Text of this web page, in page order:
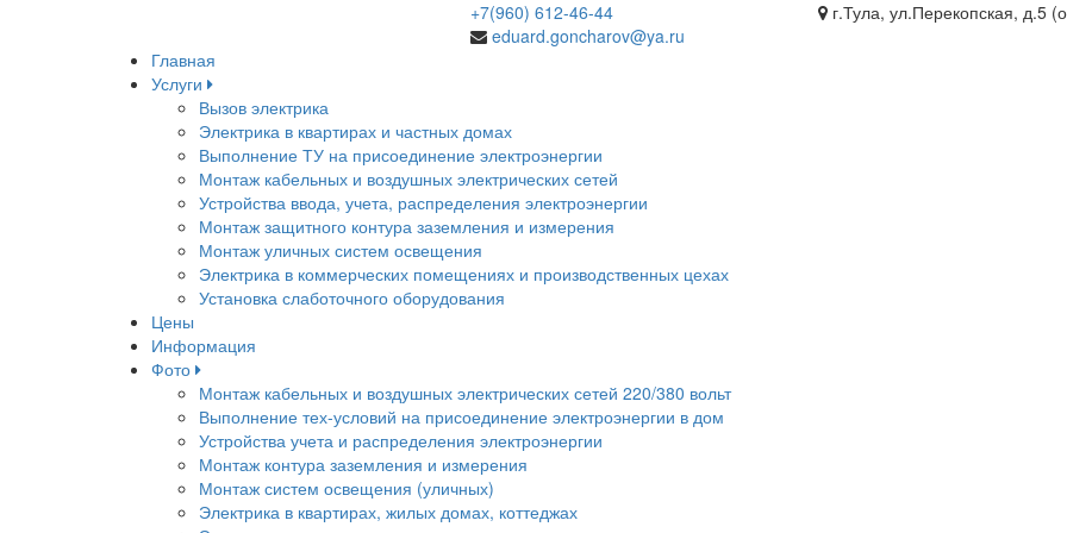
+7(960) 612-46-44
eduard.goncharov@ya.ru
г.Тула, ул.Перекопская, д.5
Главная
Услуги
Вызов электрика
Электрика в квартирах и частных домах
Выполнение ТУ на присоединение электроэнергии
Монтаж кабельных и воздушных электрических сетей
Устройства ввода, учета, распределения электроэнергии
Монтаж защитного контура заземления и измерения
Монтаж уличных систем освещения
Электрика в коммерческих помещениях и производственных цехах
Установка слаботочного оборудования
Цены
Информация
Фото
Монтаж кабельных и воздушных электрических сетей 220/380 вольт
Выполнение тех-условий на присоединение электроэнергии в дом
Устройства учета и распределения электроэнергии
Монтаж контура заземления и измерения
Монтаж систем освещения (уличных)
Электрика в квартирах, жилых домах, коттеджах